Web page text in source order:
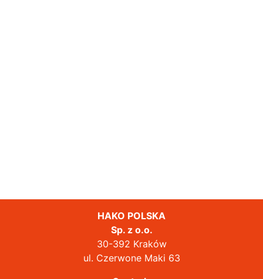
HAKO POLSKA
Sp. z o.o.
30-392 Kraków
ul. Czerwone Maki 63